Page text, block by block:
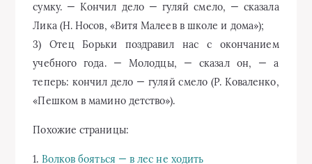
сумку. — Кончил дело — гуляй смело, — сказала
Лика (Н. Носов, «Витя Малеев в школе и дома»);
3) Отец Борьки поздравил нас с окончанием
учебного года. — Молодцы, — сказал он, — а
теперь: кончил дело — гуляй смело (Р. Коваленко,
«Пешком в мамино детство»).
Похожие страницы:
1. Волков бояться — в лес не ходить